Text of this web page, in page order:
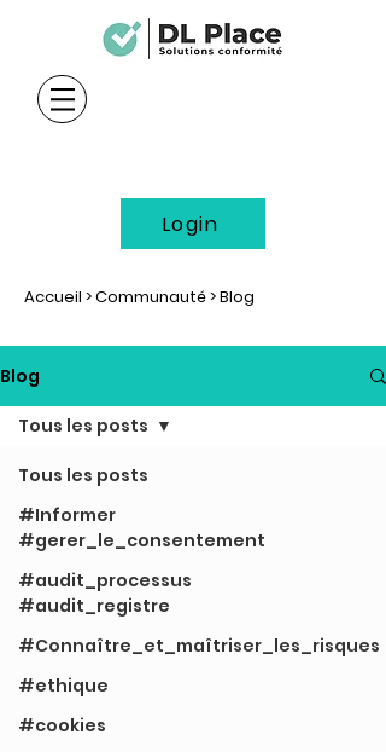
Login
Accueil >Communauté> Blog
Blog
Tous les posts
#Informer
#gerer_le_consentement
#audit_processus
#audit_registre
#Connaître_et_maîtriser_les_risques
#ethique
#cookies
Tous les posts